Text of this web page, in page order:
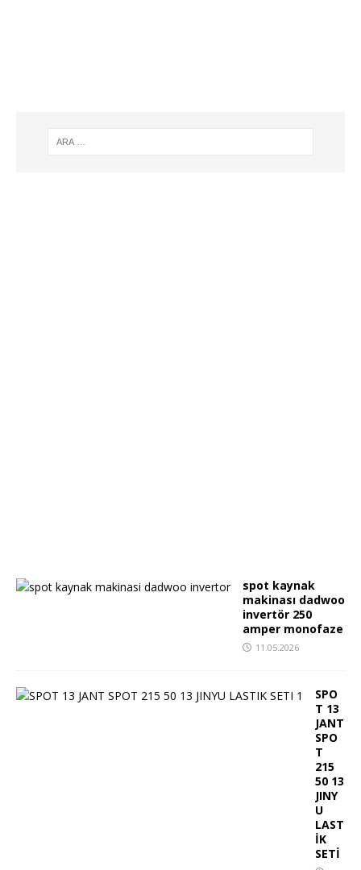
spot kaynak
makinası dadwoo
invertör 250
amper monofaze
11.05.2026
SPO
T 13
JANT
SPO
T
215
50 13
JINY
U
LAST
İK
SETİ